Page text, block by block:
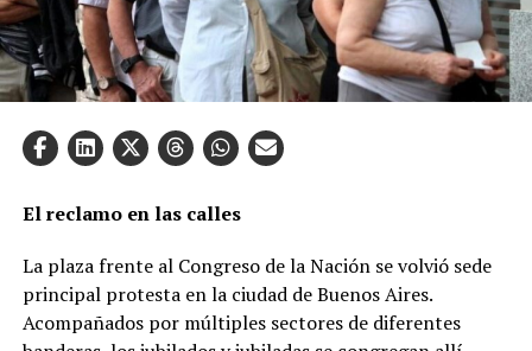
El reclamo en las calles
La plaza frente al Congreso de la Nación se volvió sede
principal protesta en la ciudad de Buenos Aires.
Acompañados por múltiples sectores de diferentes